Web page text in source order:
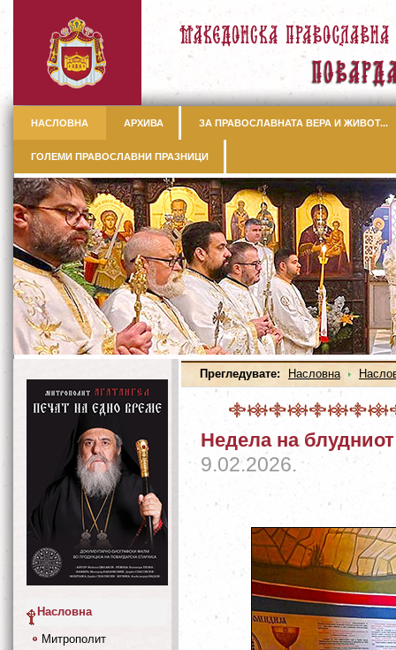
НАСЛОВНА АРХИВА ЗА ПРАВОСЛАВНАТА ВЕРА И ЖИВОТ...
ГОЛЕМИ ПРАВОСЛАВНИ ПРАЗНИЦИ
Прегледувате: Насловна
Недела на
9.02.2026.
Насловна
Митрополит